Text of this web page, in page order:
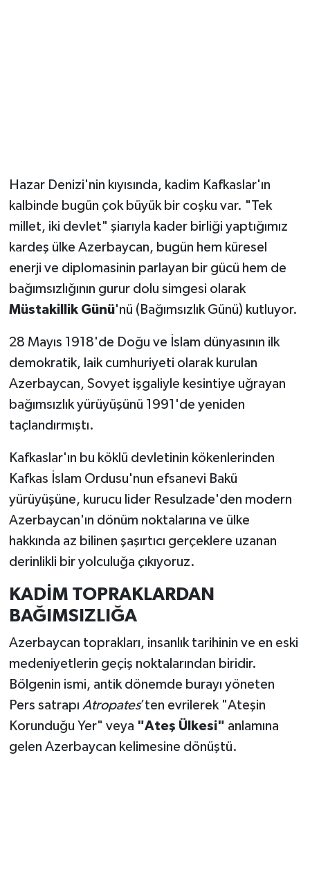
Hazar Denizi'nin kıyısında, kadim Kafkaslar'ın
kalbinde bugün çok büyük bir coşku var. "Tek
millet, iki devlet" şiarıyla kader birliği yaptığımız
kardeş ülke Azerbaycan, bugün hem küresel
enerji ve diplomasinin parlayan bir gücü hem de
bağımsızlığının gurur dolu simgesi olarak
Müstakillik Günü'nü (Bağımsızlık Günü) kutluyor.
28 Mayıs 1918'de Doğu ve İslam dünyasının ilk
demokratik, laik cumhuriyeti olarak kurulan
Azerbaycan, Sovyet işgaliyle kesintiye uğrayan
bağımsızlık yürüyüşünü 1991'de yeniden
taçlandırmıştı.
Kafkaslar'ın bu köklü devletinin kökenlerinden
Kafkas İslam Ordusu'nun efsanevi Bakü
yürüyüşüne, kurucu lider Resulzade'den modern
Azerbaycan'ın dönüm noktalarına ve ülke
hakkında az bilinen şaşırtıcı gerçeklere uzanan
derinlikli bir yolculuğa çıkıyoruz.
KADİM TOPRAKLARDAN
BAĞIMSIZLIĞA
Azerbaycan toprakları, insanlık tarihinin ve en eski
medeniyetlerin geçiş noktalarından biridir.
Bölgenin ismi, antik dönemde burayı yöneten
Pers satrapı Atropates’ten evrilerek "Ateşin
Korunduğu Yer" veya "Ateş Ülkesi" anlamına
gelen Azerbaycan kelimesine dönüştü.